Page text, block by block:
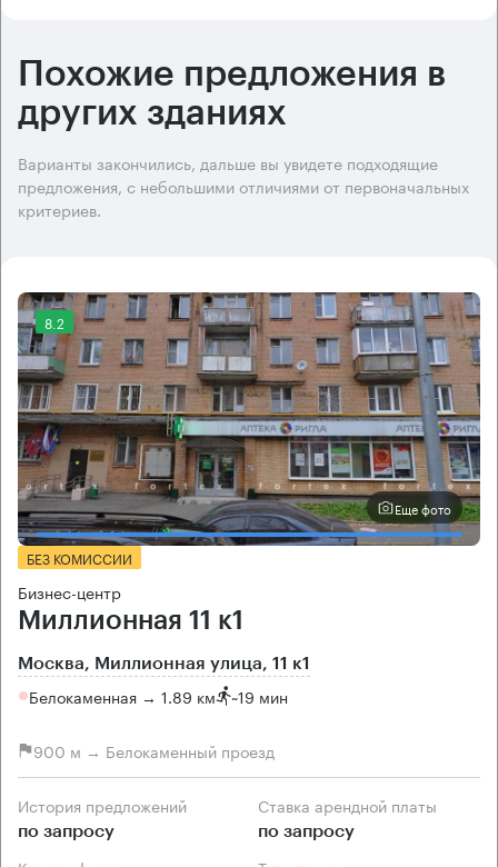
Похожие предложения в
других зданиях
Варианты закончились, дальше вы увидете подходящие
предложения, с небольшими отличиями от первоначальных
критериев.
8.2
Еще фото
БЕЗ КОМИССИИ
Бизнес-центр
Миллионная 11 к1
Москва, Миллионная улица, 11 к1
Белокаменная → 1.89 км ~19 мин
900 м → Белокаменный проезд
История предложений
по запросу
Ставка арендной платы
по запросу